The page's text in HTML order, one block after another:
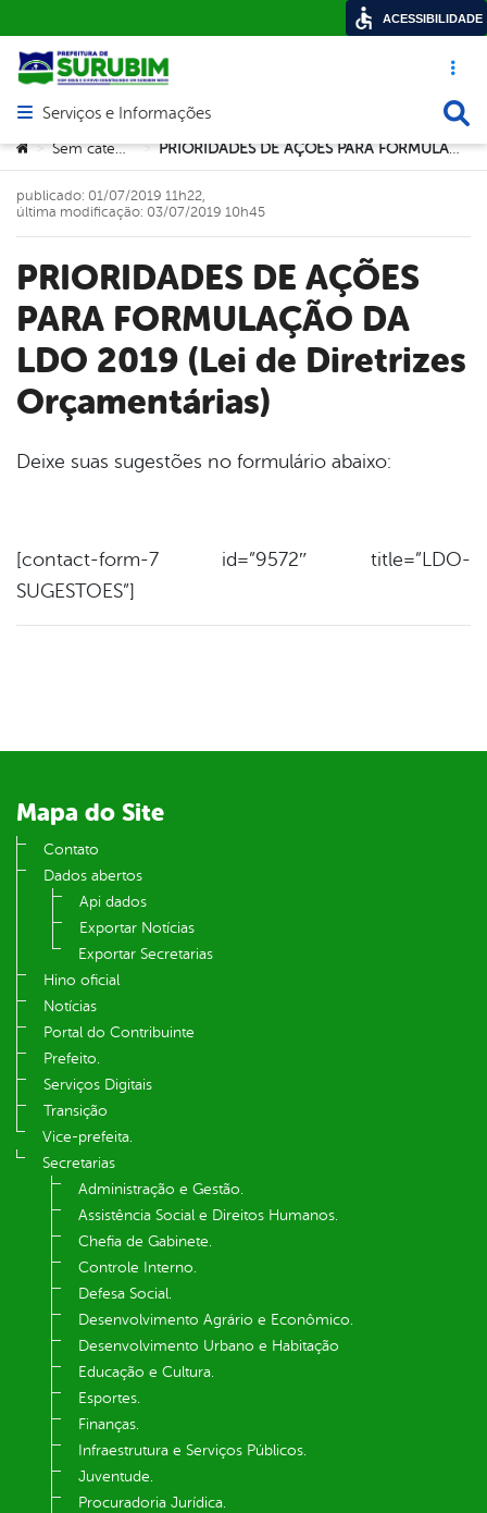
Acesso
Abrir menu principal de navegação
Serviços e Informações
Você está aqui:
> Sem categoria > PRIORIDADES DE AÇÕES PARA FORMULAÇÃO DA LDO 2019 (Lei de Diretrizes Orçamentárias)
PRIORIDADES DE AÇÕES
PARA FORMULAÇÃO DA
LDO 2019 (Lei de Diretrizes
Orçamentárias)
publicado: 01/07/2019 11h22,
última modificação: 03/07/2019 10h45
Deixe suas sugestões no formulário abaixo:
[contact-form-7 id=”9572″ title=”LDO-
SUGESTOES”]
Mapa do Site
Contato
Dados abertos
Api dados
Exportar Notícias
Exportar Secretarias
Hino oficial
Notícias
Portal do Contribuinte
Prefeito.
Serviços Digitais
Transição
Vice-prefeita.
Secretarias
Administração e Gestão.
Assistência Social e Direitos Humanos.
Chefia de Gabinete.
Controle Interno.
Defesa Social.
Desenvolvimento Agrário e Econômico.
Desenvolvimento Urbano e Habitação
Educação e Cultura.
Esportes.
Finanças.
Infraestrutura e Serviços Públicos.
Juventude.
Procuradoria Jurídica.
ACESSIBILIDADE